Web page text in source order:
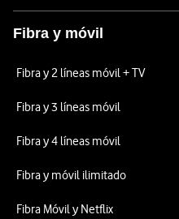
Fibra y móvil
Fibra y 2 líneas móvil + TV
Fibra y 3 líneas móvil
Fibra y 4 líneas móvil
Fibra y móvil ilimitado
Fibra Móvil y Netflix